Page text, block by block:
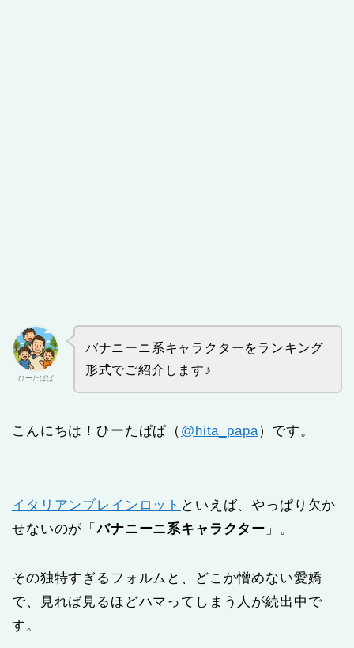
ひーたぱぱ
バナニーニ系キャラクターをランキング
形式でご紹介します♪
こんにちは！ひーたぱぱ（ @hita_papa）です。
イタリアンブレインロット といえば、やっぱり欠か
せないのが「バナニーニ系キャラクター 」。
その独特すぎるフォルムと、どこか憎めない愛嬌
で、見れば見るほどハマってしまう人が続出中で
す。